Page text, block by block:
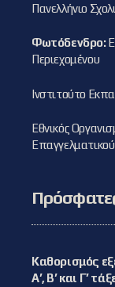
Πανελλήνιο
Φωτόδενδρο:
Περιεχομένου
Ινστιτούτο
Εθνικός
Καθορισμός
Α’, Β’ και Γ’